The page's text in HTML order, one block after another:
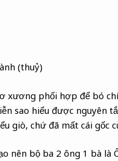
(thuỷ)
xương phối hợp để bó
sao hiểu được nguyên
giò, chứ đã mất cái gốc
nên bộ ba 2 ông 1 bà